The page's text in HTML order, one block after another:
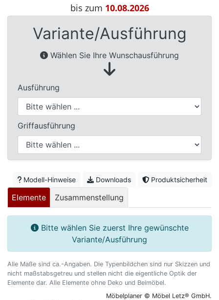
bis zum 10.08.2026
Variante/Ausführung
Wählen Sie Ihre Wunschausführung
Ausführung
Griffausführung
Modell-Hinweise Downloads Produktsicherheit
Elemente Zusammenstellung
Bitte wählen Sie zuerst Ihre gewünschte
Variante/Ausführung
Alle Maße sind ca.-Angaben. Die Typenbildchen sind nur Skizzen und
nicht maßstabsgetreu und stellen nicht die eigentliche Optik der
Elemente dar. Alle Elemente ohne Deko und Beimöbel.
Möbelplaner © Möbel Letz® GmbH.
Schränke
Betten
Massivholzbetten
Kommoden
Nachttische
Bettbänke
&
Betttruhen
&
Herrendiener
Spiegel
Standspiegel
Schlafzimmerregale